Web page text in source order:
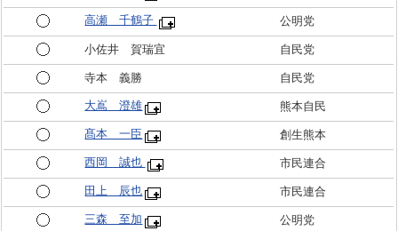
高瀬 千鶴子 公明党
小佐井 賀瑞宜 自民党
寺本 義勝 自民党
大嶌 澄雄 熊本自民
髙本 一臣 創生熊本
西岡 誠也 市民連合
田上 辰也 市民連合
三森 至加 公明党